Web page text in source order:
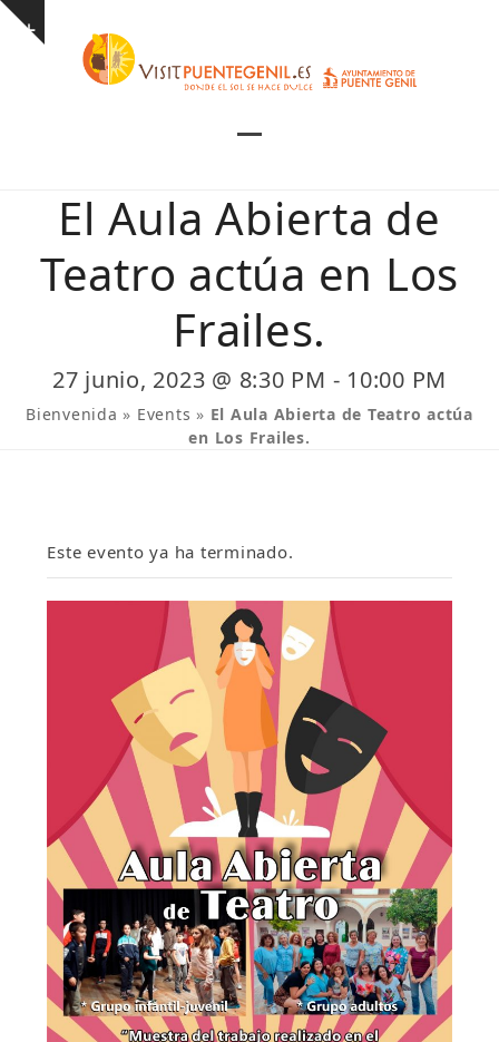
Skip
Show
mobile
menu
mobile
menu
El Aula Abierta de
Teatro actúa en Los
Frailes.
27 junio, 2023 @ 8:30 PM - 10:00 PM
Bienvenida » Events » El Aula Abierta de Teatro actúa
en Los Frailes.
Este evento ya ha terminado.